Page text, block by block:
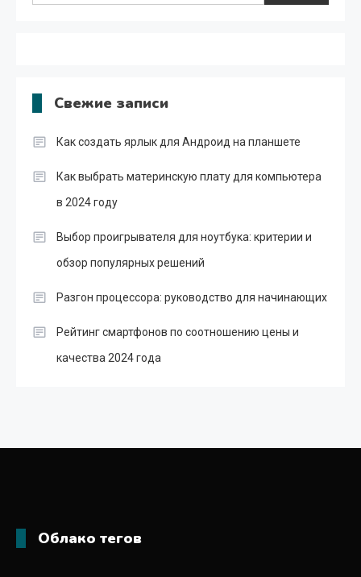
Свежие записи
Как создать ярлык для Андроид на планшете
Как выбрать материнскую плату для компьютера
в 2024 году
Выбор проигрывателя для ноутбука: критерии и
обзор популярных решений
Разгон процессора: руководство для начинающих
Рейтинг смартфонов по соотношению цены и
качества 2024 года
Облако тегов